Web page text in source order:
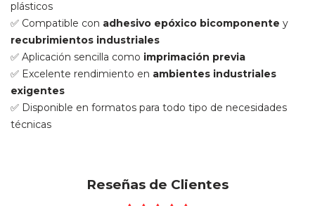
plásticos
✅ Compatible con adhesivo epóxico bicomponente y
recubrimientos industriales
✅ Aplicación sencilla como imprimación previa
✅ Excelente rendimiento en ambientes industriales
exigentes
✅ Disponible en formatos para todo tipo de necesidades
técnicas
Reseñas de Clientes